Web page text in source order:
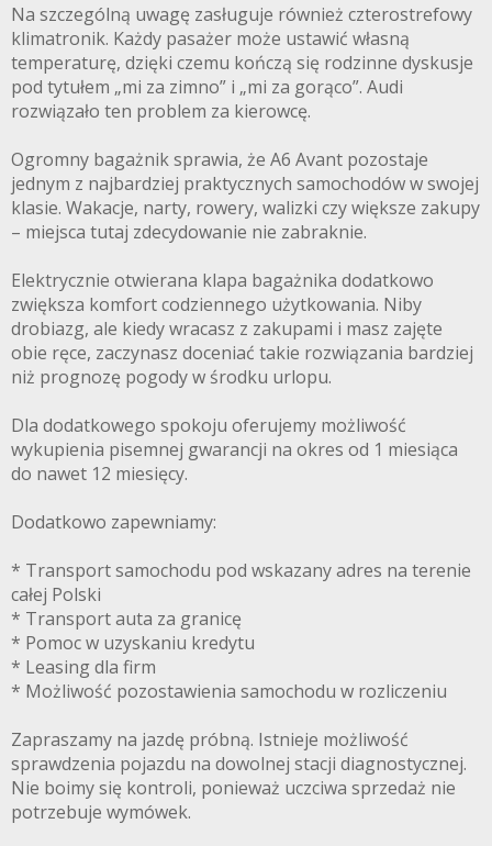
Na szczególną uwagę zasługuje również czterostrefowy
klimatronik. Każdy pasażer może ustawić własną
temperaturę, dzięki czemu kończą się rodzinne dyskusje
pod tytułem „mi za zimno” i „mi za gorąco”. Audi
rozwiązało ten problem za kierowcę.
Ogromny bagażnik sprawia, że A6 Avant pozostaje
jednym z najbardziej praktycznych samochodów w swojej
klasie. Wakacje, narty, rowery, walizki czy większe zakupy
– miejsca tutaj zdecydowanie nie zabraknie.
Elektrycznie otwierana klapa bagażnika dodatkowo
zwiększa komfort codziennego użytkowania. Niby
drobiazg, ale kiedy wracasz z zakupami i masz zajęte
obie ręce, zaczynasz doceniać takie rozwiązania bardziej
niż prognozę pogody w środku urlopu.
Dla dodatkowego spokoju oferujemy możliwość
wykupienia pisemnej gwarancji na okres od 1 miesiąca
do nawet 12 miesięcy.
Dodatkowo zapewniamy:
* Transport samochodu pod wskazany adres na terenie
całej Polski
* Transport auta za granicę
* Pomoc w uzyskaniu kredytu
* Leasing dla firm
* Możliwość pozostawienia samochodu w rozliczeniu
Zapraszamy na jazdę próbną. Istnieje możliwość
sprawdzenia pojazdu na dowolnej stacji diagnostycznej.
Nie boimy się kontroli, ponieważ uczciwa sprzedaż nie
potrzebuje wymówek.